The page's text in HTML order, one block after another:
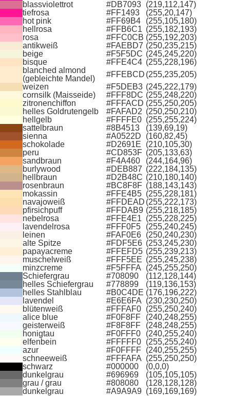
blassviolettrot
#DB7093 (219,112,147)
tiefrosa
#FF1493
(255,20,147)
hot pink
#FF69B4
(255,105,180)
hellrosa
#FFB6C1 (255,182,193)
rosa
#FFC0CB (255,192,203)
antikweiß
#FAEBD7 (250,235,215)
beige
#F5F5DC (245,245,220)
bisque
#FFE4C4 (255,228,196)
blanched almond
(gebleichte Mandel)
#FFEBCD (255,235,205)
weizen
#F5DEB3 (245,222,179)
cornsilk (Maisseide)
#FFF8DC (255,248,220)
zitronenchiffon
#FFFACD (255,250,205)
helles Goldrutengelb
#FAFAD2 (250,250,210)
hellgelb
#FFFFE0 (255,255,224)
sattelbraun
#8B4513
(139,69,19)
sienna
#A0522D
(160,82,45)
schokolade
#D2691E
(210,105,30)
peru
#CD853F (205,133,63)
sandbraun
#F4A460
(244,164,96)
burlywood
#DEB887 (222,184,135)
hellbraun
#D2B48C (210,180,140)
rosenbraun
#BC8F8F (188,143,143)
mokassin
#FFE4B5 (255,228,181)
navajoweiß
#FFDEAD (255,222,173)
pfirsichpuff
#FFDAB9 (255,218,185)
nebelrosa
#FFE4E1 (255,228,225)
lavendelrosa
#FFF0F5
(255,240,245)
leinen
#FAF0E6 (250,240,230)
alte Spitze
#FDF5E6 (253,245,230)
papayacreme
#FFEFD5 (255,239,213)
muschelweiß
#FFF5EE (255,245,238)
minzcreme
#F5FFFA
(245,255,250)
Schiefergrau
#708090
(112,128,144)
helles Schiefergrau
#778899
(119,136,153)
helles Stahlblau
#B0C4DE (176,196,222)
lavendel
#E6E6FA (230,230,250)
blütenweiß
#FFFAF0 (255,250,240)
alice blue
#F0F8FF
(240,248,255)
geisterweiß
#F8F8FF
(248,248,255)
honigtau
#F0FFF0
(240,255,240)
elfenbein
#FFFFF0 (255,255,240)
azur
#F0FFFF (240,255,255)
schneeweiß
#FFFAFA (255,250,250)
schwarz
#000000
(0,0,0)
dunkelgrau
#696969
(105,105,105)
grau / grau
#808080
(128,128,128)
dunkelgrau
#A9A9A9 (169,169,169)